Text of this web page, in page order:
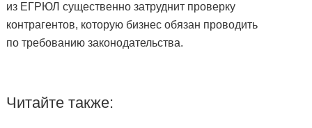
из ЕГРЮЛ существенно затруднит проверку
контрагентов, которую бизнес обязан проводить
по требованию законодательства.
Читайте также: